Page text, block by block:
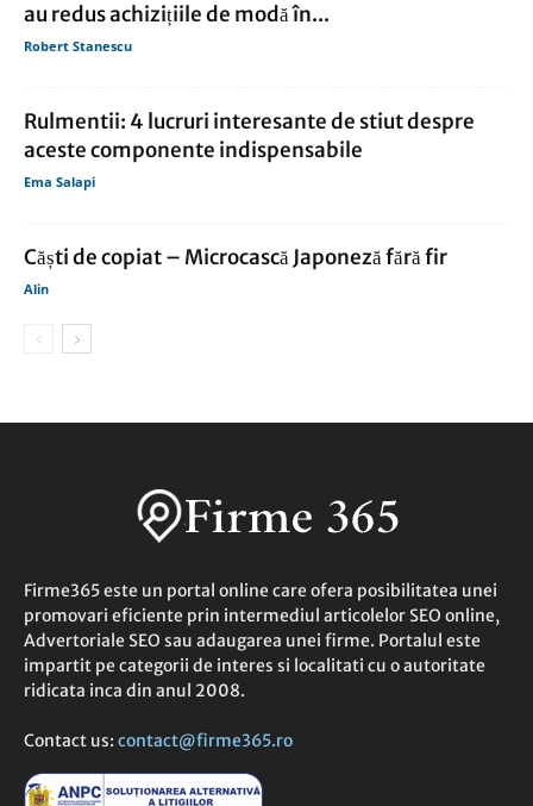
au redus achizițiile de modă în...
Robert Stanescu
Rulmentii: 4 lucruri interesante de stiut despre
aceste componente indispensabile
Ema Salapi
Căști de copiat – Microcască Japoneză fără fir
Alin
Firme365 este un portal online care ofera posibilitatea unei
promovari eficiente prin intermediul articolelor SEO online,
Advertoriale SEO sau adaugarea unei firme. Portalul este
impartit pe categorii de interes si localitati cu o autoritate
ridicata inca din anul 2008.
Contact us: contact@firme365.ro